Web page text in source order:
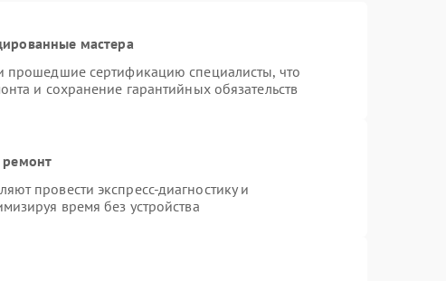
мастера
прошедшие сертификацию специалисты, что
и сохранение гарантийных обязательств
ремонт
провести экспресс-диагностику и
время без устройства